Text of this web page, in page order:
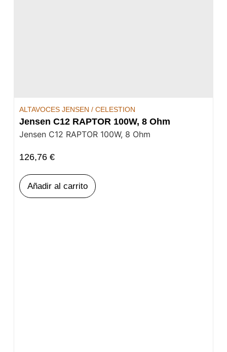
ALTAVOCES JENSEN / CELESTION
Jensen C12 RAPTOR 100W, 8 Ohm
Jensen C12 RAPTOR 100W, 8 Ohm
126,76 €
Añadir al carrito